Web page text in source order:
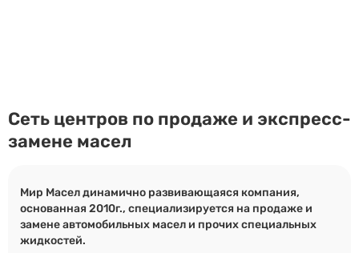
Сеть центров по продаже и экспресс-
замене масел
Мир Масел динамично развивающаяся компания,
основанная 2010г., специализируется на продаже и
замене автомобильных масел и прочих специальных
жидкостей.